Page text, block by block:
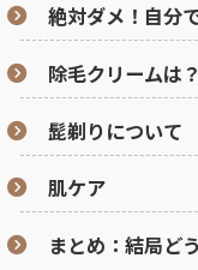
絶対ダメ！自分
除毛クリームは？
髭剃りについて
肌ケア
まとめ：結局ど